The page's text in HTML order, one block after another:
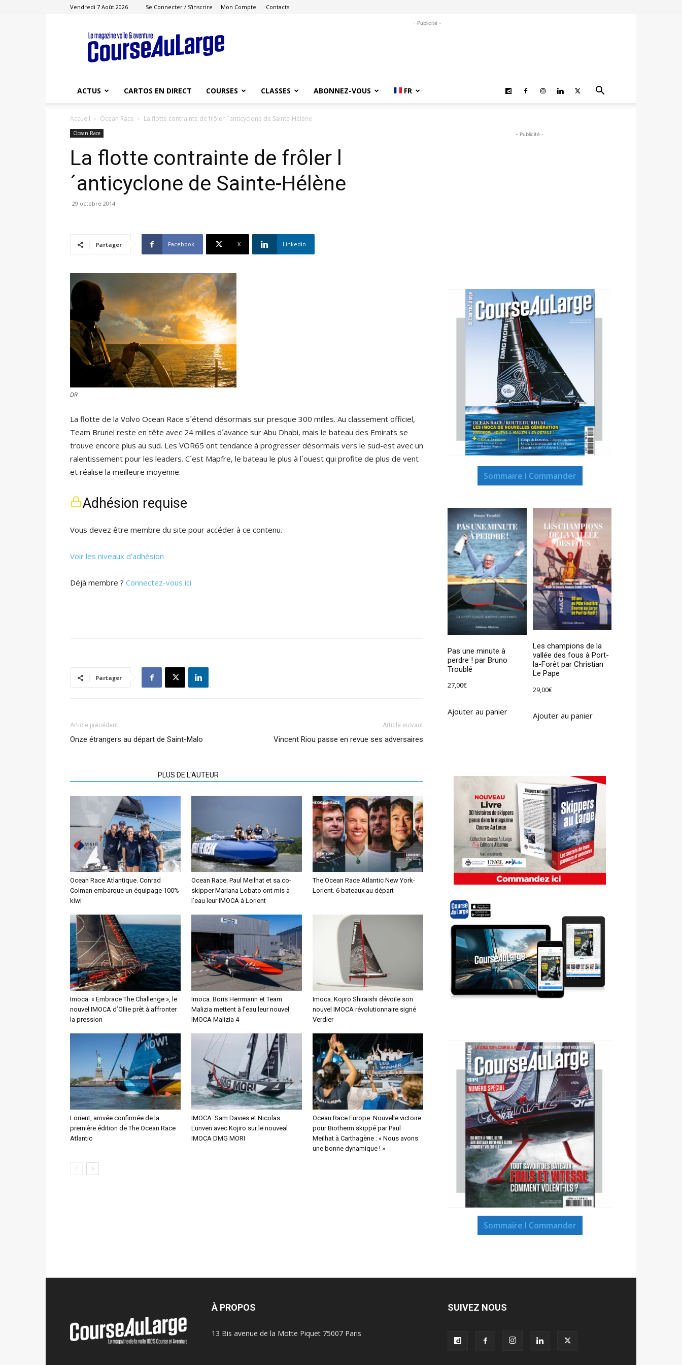
Vendredi 7 Août 2026 Se Connecter / S'inscrire Mon Compte Contacts
Course
au
Large
- Publicité -
ACTUS CARTOS EN DIRECT COURSES CLASSES ABONNEZ-VOUS FR
Accueil Ocean Race La flotte contrainte de frôler l´anticyclone de Sainte-Hélène
Ocean Race
La flotte contrainte de frôler l
´anticyclone de Sainte-Hélène
29 octobre 2014
Partager Facebook X Linkedin
DR
La flotte de la Volvo Ocean Race s´étend désormais sur presque 300 milles. Au classement officiel,
Team Brunel reste en tête avec 24 milles d´avance sur Abu Dhabi, mais le bateau des Emirats se
trouve encore plus au sud. Les VOR65 ont tendance à progresser désormais vers le sud-est avec un
ralentissement pour les leaders. C´est Mapfre, le bateau le plus à l´ouest qui profite de plus de vent
et réalise la meilleure moyenne.
Adhésion requise
Vous devez être membre du site pour accéder à ce contenu.
Voir les niveaux d’adhésion
Déjà membre ? Connectez-vous ici
Partager
Article précédent
Onze étrangers au départ de Saint-Malo
Article suivant
Vincent Riou passe en revue ses adversaires
PLUS DE L'AUTEUR
Ocean Race Atlantique. Conrad
Colman embarque un équipage 100%
kiwi
Ocean Race. Paul Meilhat et sa co-
skipper Mariana Lobato ont mis à
l’eau leur IMOCA à Lorient
The Ocean Race Atlantic New York-
Lorient. 6 bateaux au départ
Imoca. « Embrace The Challenge », le
nouvel IMOCA d’Ollie prêt à affronter
la pression
Imoca. Boris Herrmann et Team
Malizia mettent à l’eau leur nouvel
IMOCA Malizia 4
Imoca. Kojiro Shiraishi dévoile son
nouvel IMOCA révolutionnaire signé
Verdier
Lorient, arrivée confirmée de la
première édition de The Ocean Race
Atlantic
IMOCA. Sam Davies et Nicolas
Lunven avec Kojiro sur le nouveal
IMOCA DMG MORI
Ocean Race Europe. Nouvelle victoire
pour Biotherm skippé par Paul
Meilhat à Carthagène : « Nous avons
une bonne dynamique ! »
- Publicité -
Sommaire I Commander
Pas une minute à
perdre ! par Bruno
Troublé
27,00€
Ajouter au panier
Les champions de la
vallée des fous à Port-
la-Forêt par Christian
Le Pape
29,00€
Ajouter au panier
Sommaire I Commander
À PROPOS
13 Bis avenue de la Motte Piquet 75007 Paris
SUIVEZ NOUS